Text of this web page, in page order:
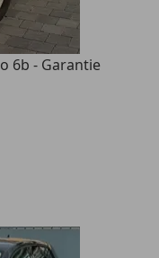
6b - Garantie